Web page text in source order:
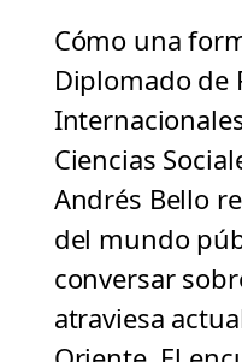
Cómo una
Diplomado de
Ciencias
Andrés Bello
del mundo
conversar
atraviesa